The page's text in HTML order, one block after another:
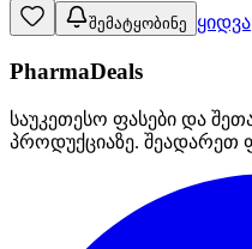
შემატყობინე ყიდვა
PharmaDeals
საუკეთესო ფასები და
პროდუქციაზე. შეადარეთ